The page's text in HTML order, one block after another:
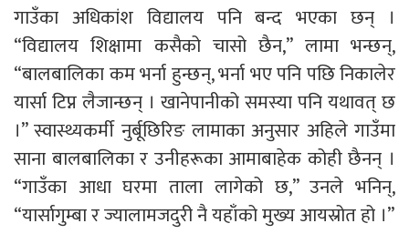
गाउँका अधिकांश विद्यालय पनि बन्द भएका छन् ।
“विद्यालय शिक्षामा कसैको चासो छैन,” लामा भन्छन्,
“बालबालिका कम भर्ना हुन्छन्, भर्ना भए पनि पछि निकालेर
यार्सा टिप्न लैजान्छन् । खानेपानीको समस्या पनि यथावत् छ
।” स्वास्थ्यकर्मी नुर्बूछिरिङ लामाका अनुसार अहिले गाउँमा
साना बालबालिका र उनीहरूका आमाबाहेक कोही छैनन् ।
“गाउँका आधा घरमा ताला लागेको छ,” उनले भनिन्,
“यार्सागुम्बा र ज्यालामजदुरी नै यहाँको मुख्य आयस्रोत हो ।”